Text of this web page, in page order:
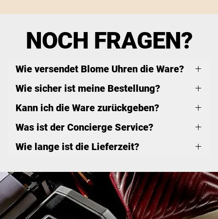
NOCH FRAGEN?
Wie versendet Blome Uhren die Ware?
Wie sicher ist meine Bestellung?
Kann ich die Ware zurückgeben?
Was ist der Concierge Service?
Wie lange ist die Lieferzeit?